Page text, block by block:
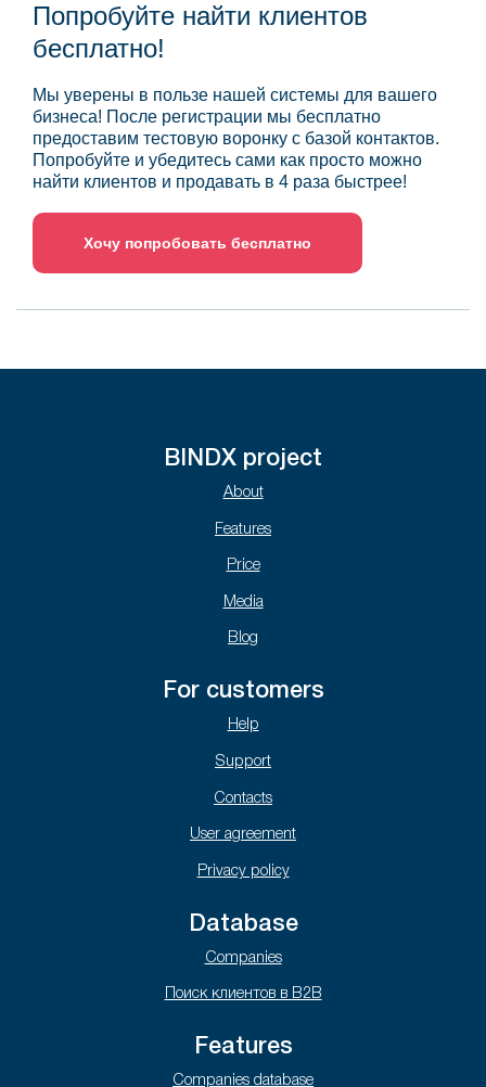
Попробуйте найти клиентов
бесплатно!
Мы уверены в пользе нашей системы для вашего
бизнеса! После регистрации мы бесплатно
предоставим тестовую воронку с базой контактов.
Попробуйте и убедитесь сами как просто можно
найти клиентов и продавать в 4 раза быстрее!
Хочу попробовать бесплатно
BINDX project
About
Features
Price
Media
Blog
For customers
Help
Support
Contacts
User agreement
Privacy policy
Database
Companies
Поиск клиентов в B2B
Features
Companies database